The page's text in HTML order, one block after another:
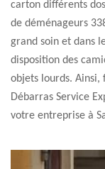
carton différents
de déménageurs
grand soin et dans
disposition des
objets lourds. Ainsi,
Débarras Service
votre entreprise à